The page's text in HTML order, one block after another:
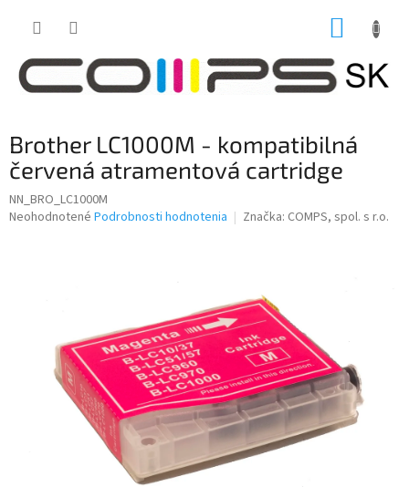
Brother LC1000M - kompatibilná
červená atramentová cartridge
NN_BRO_LC1000M
Priemerné
hviezdičiek.
Neohodnotené Podrobnosti hodnotenia Značka: COMPS, spol. s r.o.